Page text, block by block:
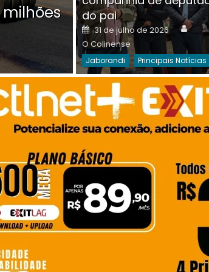
milhões
on
30 de julho de 2026 O
Destaques Da Semana
do pai
Posted
on
31 de julho de 2026
O Colinense
Jaborandi Principais Notícias